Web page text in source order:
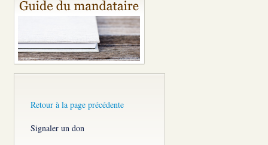
Retour à la page précédente
Signaler un don